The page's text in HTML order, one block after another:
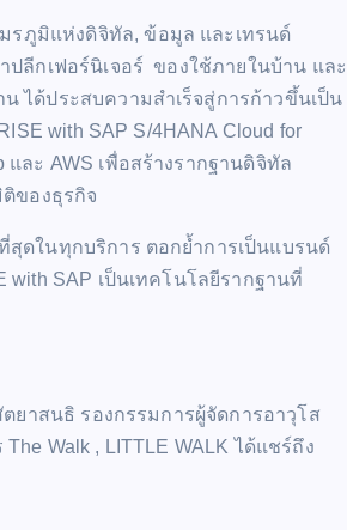
รภูมิแห่งดิจิทัล, ข้อมูล และเทรนด์
ปลีกเฟอร์นิเจอร์ ของใช้ภายในบ้าน และ
ได้ประสบความสำเร็จสู่การก้าวขึ้นเป็น
with SAP S/4HANA Cloud for
ละ AWS เพื่อสร้างรากฐานดิจิทัล
ของธุรกิจ
ดในทุกบริการ ตอกย้ำการเป็นแบรนด์
SAP เป็นเทคโนโลยีรากฐานที่
ยาสนธิ รองกรรมการผู้จัดการอาวุโส
Walk , LITTLE WALK ได้แชร์ถึง